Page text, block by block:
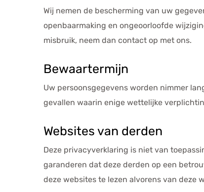
Wij nemen de bescherming van uw
openbaarmaking en ongeoorloofde
misbruik, neem dan contact op met ons.
Bewaartermijn
Uw persoonsgegevens worden nimmer
gevallen waarin enige wettelijke
Websites van derden
Deze privacyverklaring is niet van
garanderen dat deze derden op een
deze websites te lezen alvorens van deze